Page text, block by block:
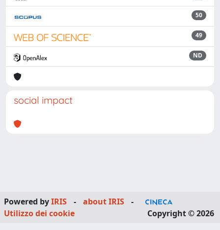
50
49
ND
social impact
Powered byIRIS - about IRIS
-
Utilizzo dei cookie
Copyright © 2026